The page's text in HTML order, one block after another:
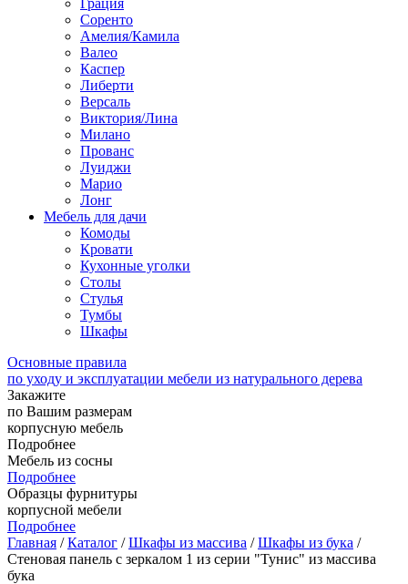
Грация
Соренто
Амелия/Камила
Валео
Каспер
Либерти
Версаль
Виктория/Лина
Милано
Прованс
Луиджи
Марио
Лонг
Мебель для дачи
Комоды
Кровати
Кухонные уголки
Столы
Стулья
Тумбы
Шкафы
Основные правила
по уходу и эксплуатации мебели из натурального дерева
Закажите
по Вашим размерам
корпусную мебель
Подробнее
Мебель из сосны
Подробнее
Образцы фурнитуры
корпусной мебели
Подробнее
Главная /Каталог /Шкафы из массива /Шкафы из бука /
Стеновая панель с зеркалом 1 из серии "Тунис" из массива
бука